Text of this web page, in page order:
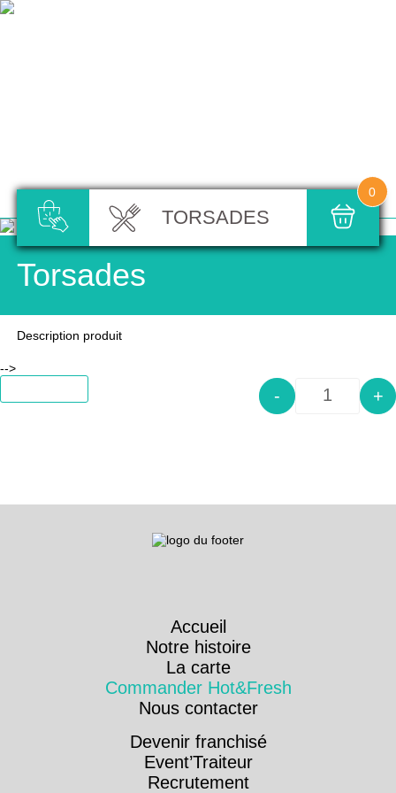
TORSADES
0
Torsades
Description produit
-->
Quantity
- +
Accueil
Notre histoire
La carte
Commander Hot&Fresh
Nous contacter
Devenir franchisé
Event’Traiteur
Recrutement